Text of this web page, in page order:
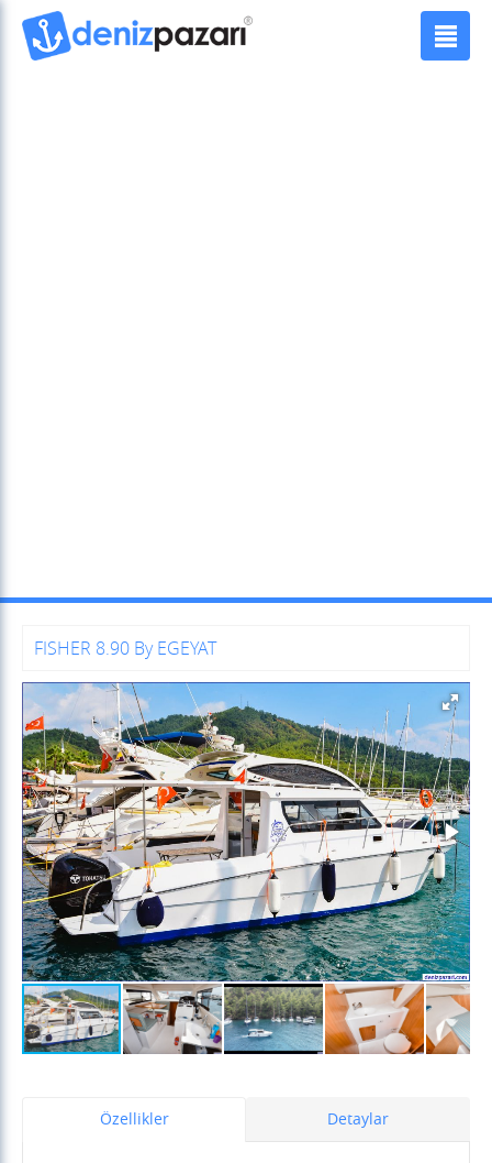
FISHER 8.90 By EGEYAT
Özellikler Detaylar